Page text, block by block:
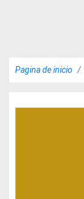
Pagina de inicio